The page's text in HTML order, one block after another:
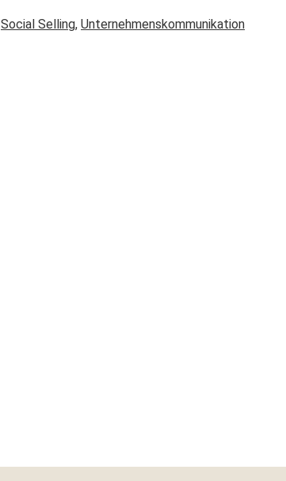
Social Selling, Unternehmenskommunikation